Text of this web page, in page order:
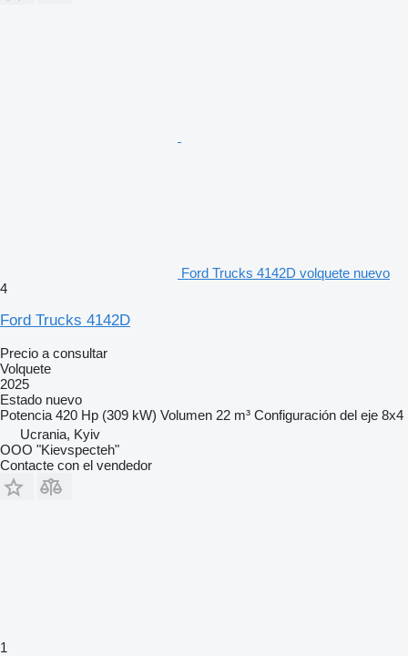
Ford Trucks 4142D volquete nuevo
4
Ford Trucks 4142D
Precio a consultar
Volquete
2025
Estado nuevo
Potencia 420 Hp (309 kW) Volumen 22 m³ Configuración del eje 8x4
Ucrania, Kyiv
OOO "Kievspecteh"
Contacte con el vendedor
1